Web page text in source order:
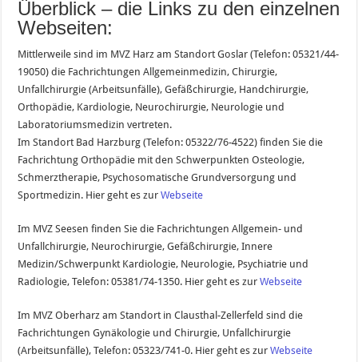
Überblick – die Links zu den einzelnen
Webseiten:
Mittlerweile sind im MVZ Harz am Standort Goslar (Telefon: 05321/44-
19050) die Fachrichtungen Allgemeinmedizin, Chirurgie,
Unfallchirurgie (Arbeitsunfälle), Gefäßchirurgie, Handchirurgie,
Orthopädie, Kardiologie, Neurochirurgie, Neurologie und
Laboratoriumsmedizin vertreten.
Im Standort Bad Harzburg (Telefon: 05322/76-4522) finden Sie die
Fachrichtung Orthopädie mit den Schwerpunkten Osteologie,
Schmerztherapie, Psychosomatische Grundversorgung und
Sportmedizin. Hier geht es zurWebseite
Im MVZ Seesen finden Sie die Fachrichtungen Allgemein- und
Unfallchirurgie, Neurochirurgie, Gefäßchirurgie, Innere
Medizin/Schwerpunkt Kardiologie, Neurologie, Psychiatrie und
Radiologie, Telefon: 05381/74-1350. Hier geht es zurWebseite
Im MVZ Oberharz am Standort in Clausthal-Zellerfeld sind die
Fachrichtungen Gynäkologie und Chirurgie, Unfallchirurgie
(Arbeitsunfälle), Telefon: 05323/741-0. Hier geht es zurWebseite